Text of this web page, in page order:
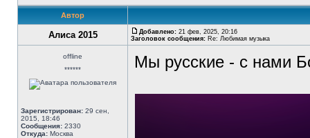
Автор
Алиса 2015 Добавлено: 21 фев, 2025, 20:16
Заголовок сообщения: Re: Любимая музыка
offline
******
Зарегистрирован: 29 сен,
2015, 18:46
Сообщения: 2330
Откуда: Москва
Мы русские - с нами